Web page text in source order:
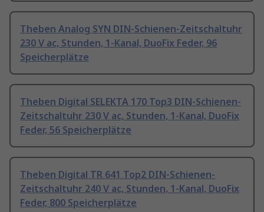
Theben Analog SYN DIN-Schienen-Zeitschaltuhr
230 V ac, Stunden, 1-Kanal, DuoFix Feder, 96
Speicherplätze
Theben Digital SELEKTA 170 Top3 DIN-Schienen-
Zeitschaltuhr 230 V ac, Stunden, 1-Kanal, DuoFix
Feder, 56 Speicherplätze
Theben Digital TR 641 Top2 DIN-Schienen-
Zeitschaltuhr 240 V ac, Stunden, 1-Kanal, DuoFix
Feder, 800 Speicherplätze